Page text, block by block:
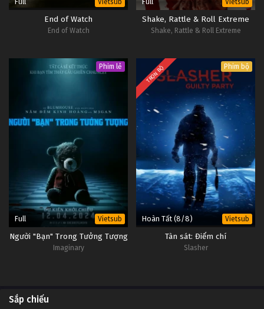
Vietsub
End of Watch
End of Watch
Vietsub
Shake, Rattle & Roll Extreme
Shake, Rattle & Roll Extreme
Phim lẻ
Full Vietsub
Người "Bạn" Trong Tưởng Tượng
Imaginary
TRỌN BỘ Phim bộ
Hoàn Tất (8/8) Vietsub
Tàn sát: Điểm chí
Slasher
Sắp chiếu